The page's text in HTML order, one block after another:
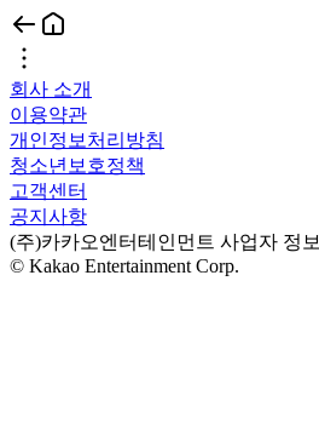
회사 소개
이용약관
개인정보처리방침
청소년보호정책
고객센터
공지사항
(주)카카오엔터테인먼트 사업자 정보
© Kakao Entertainment Corp.